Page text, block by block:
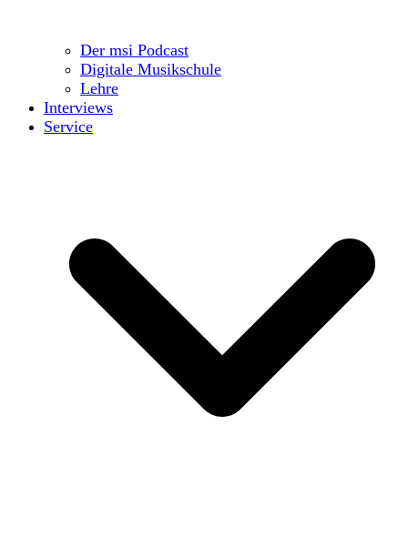
Der msi Podcast
Digitale Musikschule
Lehre
Interviews
Service